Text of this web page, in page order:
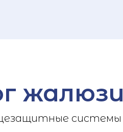
жалюзи
системы